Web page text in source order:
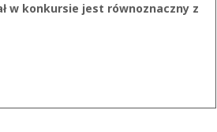
w konkursie jest równoznaczny z